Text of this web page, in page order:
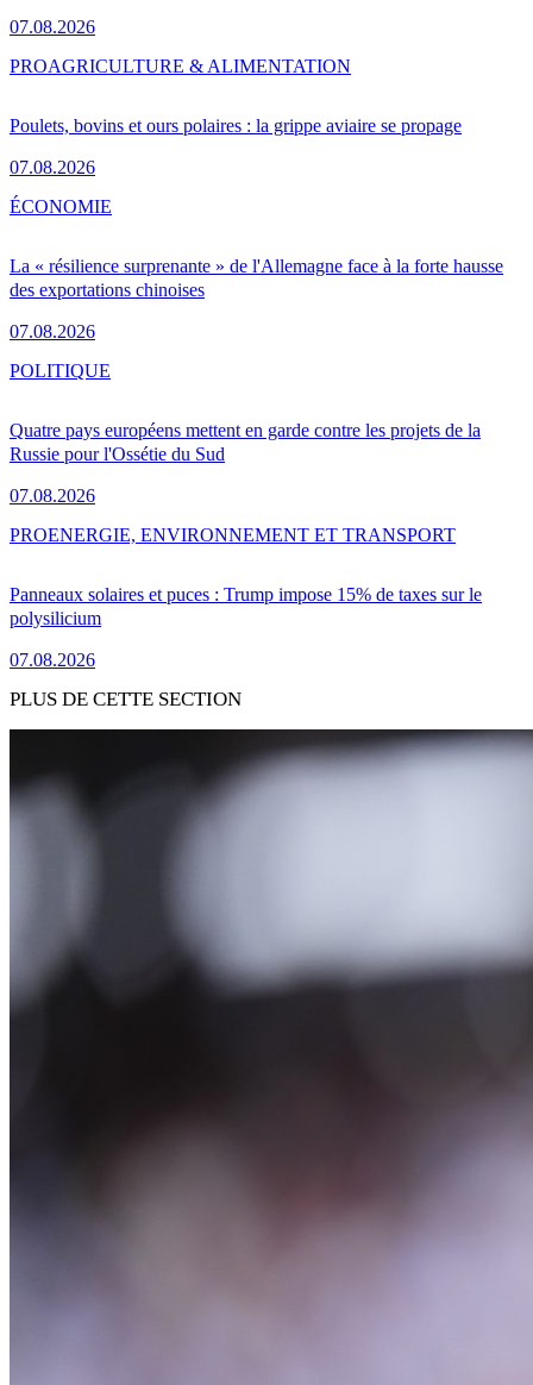
07.08.2026
Poulets, bovins et ours polaires : la grippe aviaire se propage
07.08.2026
PROAGRICULTURE & ALIMENTATION
La « résilience surprenante » de l'Allemagne face à la forte hausse
des exportations chinoises
07.08.2026
ÉCONOMIE
Quatre pays européens mettent en garde contre les projets de la
Russie pour l'Ossétie du Sud
07.08.2026
POLITIQUE
Panneaux solaires et puces : Trump impose 15% de taxes sur le
polysilicium
07.08.2026
PROENERGIE, ENVIRONNEMENT ET TRANSPORT
PLUS DE CETTE SECTION